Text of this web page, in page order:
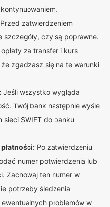
Przed zatwierdzeniem
szczegóły, czy są poprawne.
za transfer i kurs
zgadzasz się na te warunki
Jeśli wszystko wygląda
Twój bank następnie wyśle
sieci SWIFT do banku
Po zatwierdzeniu
numer potwierdzenia lub
Zachowaj ten numer w
potrzeby śledzenia
problemów w